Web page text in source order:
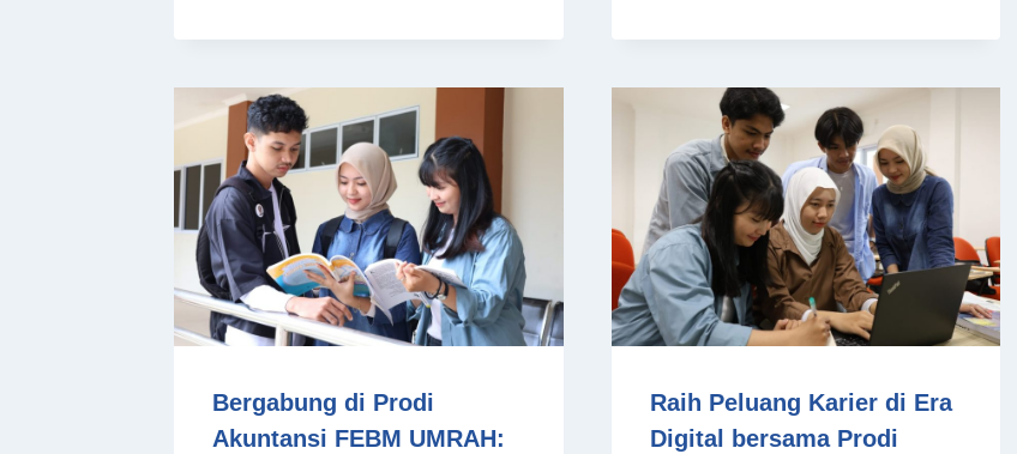
Bergabung di Prodi
Akuntansi FEBM UMRAH:
Raih Peluang Karier di Era
Digital bersama Prodi